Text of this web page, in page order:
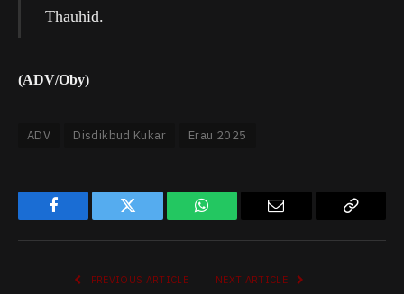
Thauhid.
(ADV/Oby)
ADV Disdikbud Kukar Erau 2025
Facebook Twitter WhatsApp
PREVIOUS ARTICLE NEXT ARTICLE